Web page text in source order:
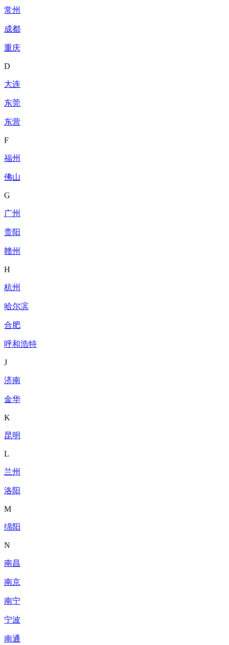
常州
成都
重庆
D
大连
东莞
东营
F
福州
佛山
G
广州
贵阳
赣州
H
杭州
哈尔滨
合肥
呼和浩特
J
济南
金华
K
昆明
L
兰州
洛阳
M
绵阳
N
南昌
南京
南宁
宁波
南通